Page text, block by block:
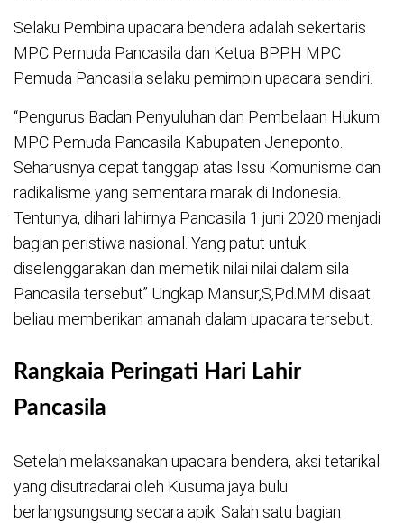
Selaku Pembina upacara bendera adalah sekertaris
MPC Pemuda Pancasila dan Ketua BPPH MPC
Pemuda Pancasila selaku pemimpin upacara sendiri.
“Pengurus Badan Penyuluhan dan Pembelaan Hukum
MPC Pemuda Pancasila Kabupaten Jeneponto.
Seharusnya cepat tanggap atas Issu Komunisme dan
radikalisme yang sementara marak di Indonesia.
Tentunya, dihari lahirnya Pancasila 1 juni 2020 menjadi
bagian peristiwa nasional. Yang patut untuk
diselenggarakan dan memetik nilai nilai dalam sila
Pancasila tersebut” Ungkap Mansur,S,Pd.MM disaat
beliau memberikan amanah dalam upacara tersebut.
Rangkaia Peringati Hari Lahir
Pancasila
Setelah melaksanakan upacara bendera, aksi tetarikal
yang disutradarai oleh Kusuma jaya bulu
berlangsungsung secara apik. Salah satu bagian